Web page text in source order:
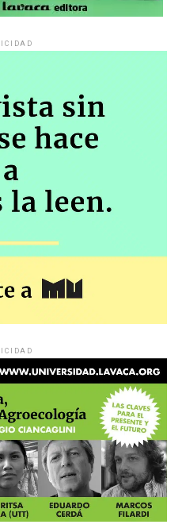
Estamos muy
hs